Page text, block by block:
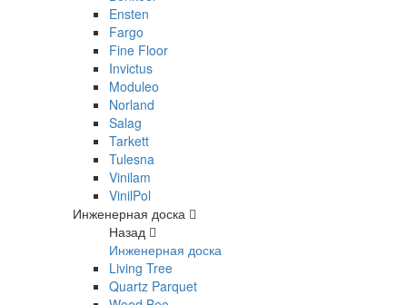
Ensten
Fargo
Fine Floor
Invictus
Moduleo
Norland
Salag
Tarkett
Tulesna
Vinilam
VinilPol
Инженерная доска
Назад
Инженерная доска
Living Tree
Quartz Parquet